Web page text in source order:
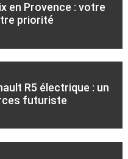
en Provence : votre
priorité
R5 électrique : un
futuriste